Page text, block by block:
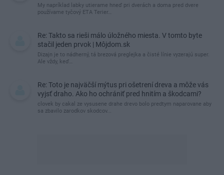
My napríklad labky utierame hneď pri dverách a doma pred dvere
používame tyčový ETA Terier…
Re: Takto sa rieši málo úložného miesta. V tomto byte
stačil jeden prvok | Môjdom.sk
Dizajn je to nádherný, tá brezová preglejka a čisté línie vyzerajú super.
Ale vždy, keď…
Re: Toto je najväčší mýtus pri ošetrení dreva a môže vás
vyjsť draho. Ako ho ochrániť pred hnitím a škodcami?
clovek by cakal ze vysusene drahe drevo bolo predtym naparovane aby
sa zbavilo zarodkov skodcov...